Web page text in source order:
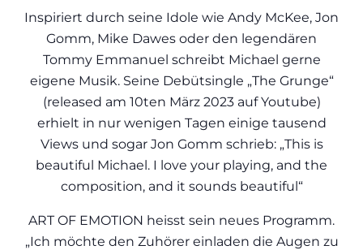
Inspiriert durch seine Idole wie Andy McKee, Jon
Gomm, Mike Dawes oder den legendären
Tommy Emmanuel schreibt Michael gerne
eigene Musik. Seine Debütsingle „The Grunge“
(released am 10ten März 2023 auf Youtube)
erhielt in nur wenigen Tagen einige tausend
Views und sogar Jon Gomm schrieb: „This is
beautiful Michael. I love your playing, and the
composition, and it sounds beautiful“
ART OF EMOTION heisst sein neues Programm.
„Ich möchte den Zuhörer einladen die Augen zu